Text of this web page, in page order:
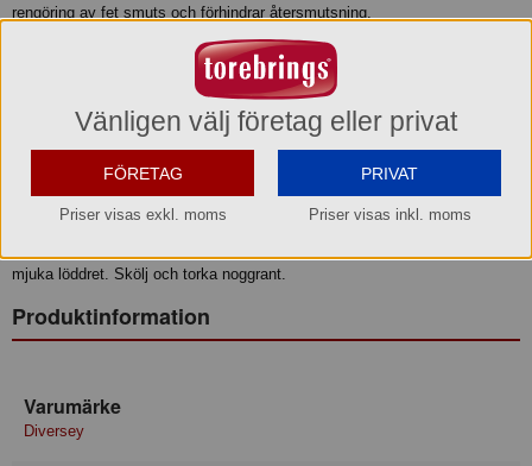
rengöring av fet smuts och förhindrar återsmutsning.
Fresh är enkel att skölja bort efter användning, vilket gör produkten
speciellt lämplig för användning i restauranger.
• Rengör effektivt
• Ger ett mjukt och krämigt lödder
• Har en fräsch doft
mjuka löddret. Skölj och torka noggrant.
Produktinformation
Varumärke
Diversey
Vänligen välj företag eller privat
FÖRETAG
Priser visas exkl. moms
PRIVAT
Priser visas inkl. moms